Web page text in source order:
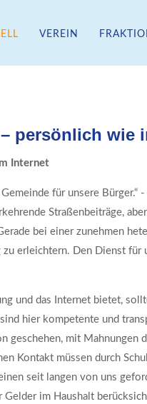
VEREIN
persönlich wie
Internet
für unsere
Straßenbeiträge,
bei einer zunehmen
erleichtern. Den Dienst für
und das Internet bietet,
hier kompetente und
mit Mahnungen
Kontakt müssen durch
seit langen von uns
Gelder im Haushalt